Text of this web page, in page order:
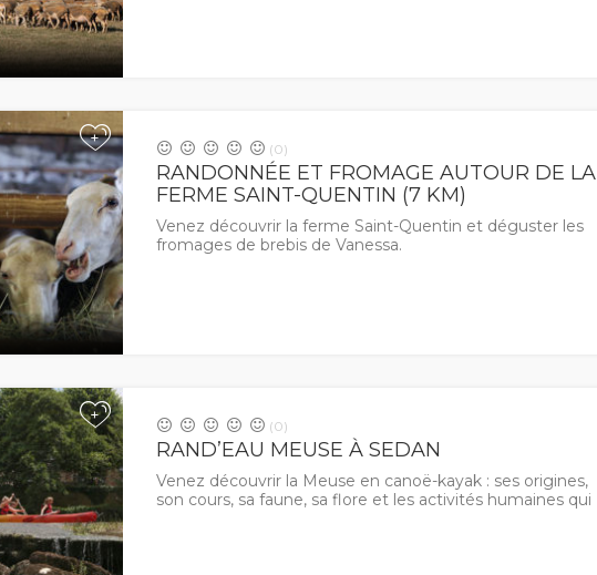
+
(0)
RANDONNÉE ET FROMAGE AUTOUR DE LA
FERME SAINT-QUENTIN (7 KM)
Venez découvrir la ferme Saint-Quentin et déguster les
fromages de brebis de Vanessa.
+
(0)
RAND’EAU MEUSE À SEDAN
Venez découvrir la Meuse en canoë-kayak : ses origines,
son cours, sa faune, sa flore et les activités humaines qui